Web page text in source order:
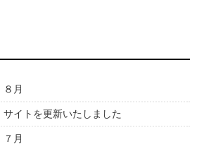
８月
サイトを更新いたしました
７月